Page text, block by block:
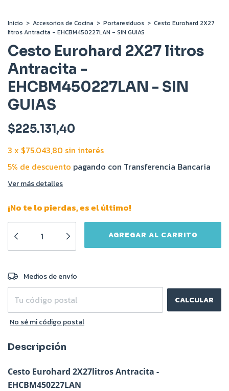
Inicio > Accesorios de Cocina > Portaresiduos > Cesto Eurohard 2X27
litros Antracita - EHCBM450227LAN - SIN GUIAS
Cesto Eurohard 2X27 litros
Antracita -
EHCBM450227LAN - SIN
GUIAS
$225.131,40
3 x $75.043,80 sin interés
5% de descuento pagando con Transferencia Bancaria
Ver más detalles
¡No te lo pierdas, es el último!
Entregas para el CP:
Medios de envío
CALCULAR
No sé mi código postal
Descripción
Cesto Eurohard 2X27litros Antracita -
EHCBM450227LAN